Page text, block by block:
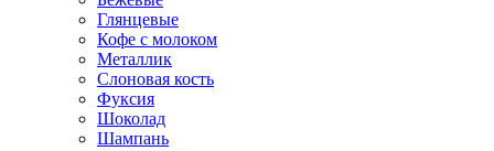
Глянцевые
Кофе с молоком
Металлик
Слоновая кость
Фуксия
Шоколад
Шампань